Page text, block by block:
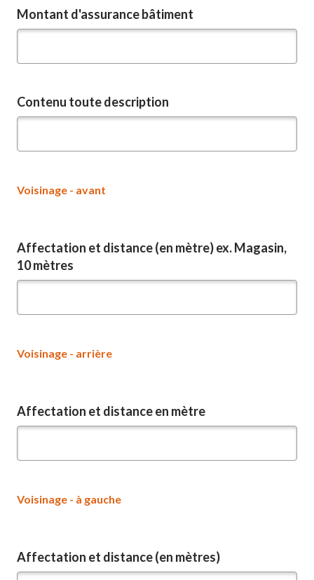
Montant d'assurance bâtiment
Contenu toute description
Voisinage - avant
Affectation et distance (en mètre) ex. Magasin,
10 mètres
Voisinage - arrière
Affectation et distance en mètre
Voisinage - à gauche
Affectation et distance (en mètres)